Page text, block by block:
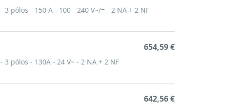
pólos - 150 A - 100 - 240 V~/= - 2 NA + 2 NF
pólos - 130A - 24 V~ - 2 NA + 2 NF
654,59 €
642,56 €